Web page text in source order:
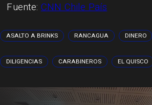
Fuente: CNN Chile País
ASALTO A BRINKS RANCAGUA DINERO
DILIGENCIAS CARABINEROS EL QUISCO